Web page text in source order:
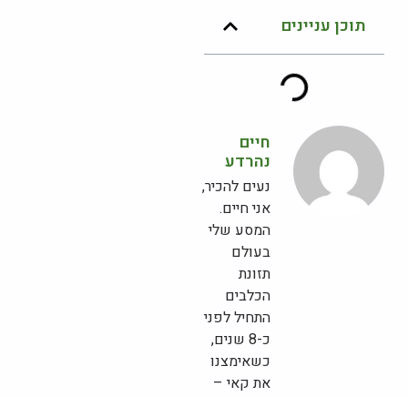
תוכן עניינים
חיים
נהרדע
נעים להכיר,
אני חיים.
המסע שלי
בעולם
תזונת
הכלבים
התחיל לפני
כ-8 שנים,
כשאימצנו
את קאי –